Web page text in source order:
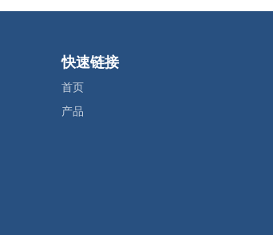
快速链接
首页
产品